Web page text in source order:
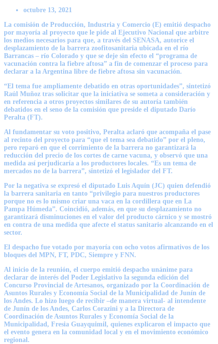
octubre 13, 2021
La comisión de Producción, Industria y Comercio (E) emitió despacho
por mayoría al proyecto que le pide al Ejecutivo Nacional que arbitre
los medios necesarios para que, a través del SENASA, autorice el
desplazamiento de la barrera zoofitosanitaria ubicada en el río
Barrancas – río Colorado y que se deje sin efecto el “programa de
vacunación contra la fiebre aftosa” a fin de comenzar el proceso para
declarar a la Argentina libre de fiebre aftosa sin vacunación.
“El tema fue ampliamente debatido en otras oportunidades”, sintetizó
Raúl Muñoz tras solicitar que la iniciativa se someta a consideración y
en referencia a otros proyectos similares de su autoría también
debatidos en el seno de la comisión que preside el diputado Darío
Peralta (FT).
Al fundamentar su voto positivo, Peralta aclaró que acompaña el pase
al recinto del proyecto para “que el tema sea debatido” por el pleno,
pero reparó en que el corrimiento de la barrera no garantizará la
reducción del precio de los cortes de carne vacuna, y observó que una
medida así perjudicaría a los productores locales. “Es un tema de
mercados no de la barrera”, sintetizó el legislador del FT.
Por la negativa se expresó el diputado Luis Aquín (JC) quien defendió
la barrera sanitaria en tanto “privilegio para nuestros productores
porque no es lo mismo criar una vaca en la cordillera que en La
Pampa Húmeda”. Coincidió, además, en que su desplazamiento no
garantizará disminuciones en el valor del producto cárnico y se mostró
en contra de una medida que afecte el status sanitario alcanzando en el
sector.
El despacho fue votado por mayoría con ocho votos afirmativos de los
bloques del MPN, FT, PDC, Siempre y FNN.
Al inicio de la reunión, el cuerpo emitió despacho unánime para
declarar de interés del Poder Legislativo la segunda edición del
Concurso Provincial de Artesanos, organizado por la Coordinación de
Asuntos Rurales y Economía Social de la Municipalidad de Junín de
los Andes. Lo hizo luego de recibir –de manera virtual- al intendente
de Junín de los Andes, Carlos Corazini y a la Directora de
Coordinación de Asuntos Rurales y Economía Social de la
Municipalidad, Fresia Guayquimil, quienes explicaron el impacto que
el evento genera en la comunidad local y en el movimiento económico
regional.